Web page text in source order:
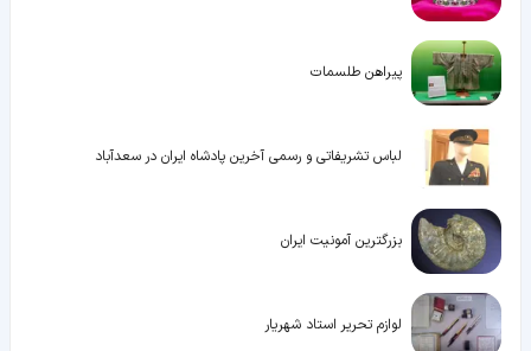
پیراهن طلسمات
لباس تشریفاتی و رسمی آخرین پادشاه ایران در سعدآباد
بزرگترین آمونیت ایران
لوازم تحریر استاد شهریار